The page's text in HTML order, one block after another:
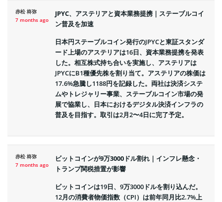
赤松 柊弥
7 months ago
JPYC、アステリアと資本業務提携｜ステーブルコイ
ン普及を加速
日本円ステーブルコイン発行のJPYCと東証スタンダ
ード上場のアステリアは16日、資本業務提携を発表
した。相互株式持ち合いを実施し、アステリアは
JPYCにB1種優先株を割り当て。アステリアの株価は
17.6%急騰し1188円を記録した。両社は決済システ
ムやトレジャリー事業、ステーブルコイン市場の発
展で協業し、日本におけるデジタル決済インフラの
普及を目指す。取引は2月2〜4日に完了予定。
赤松 柊弥
7 months ago
ビットコインが9万3000ドル割れ｜インフレ懸念・
トランプ関税措置が影響
ビットコインは19日、9万3000ドルを割り込んだ。
12月の消費者物価指数（CPI）は前年同月比2.7%上